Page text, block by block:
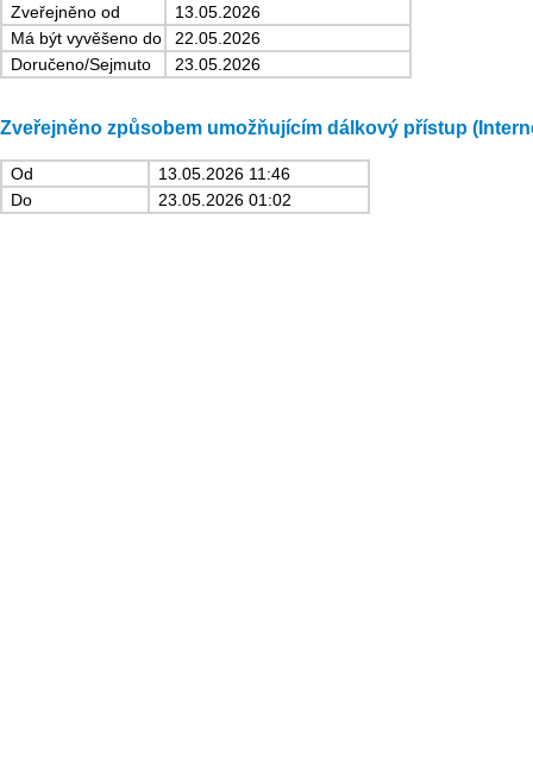
Zveřejněno od
13.05.2026
Má být vyvěšeno do
22.05.2026
Doručeno/Sejmuto
23.05.2026
Zveřejněno způsobem umožňujícím dálkový přístup
Od
13.05.2026 11:46
Do
23.05.2026 01:02